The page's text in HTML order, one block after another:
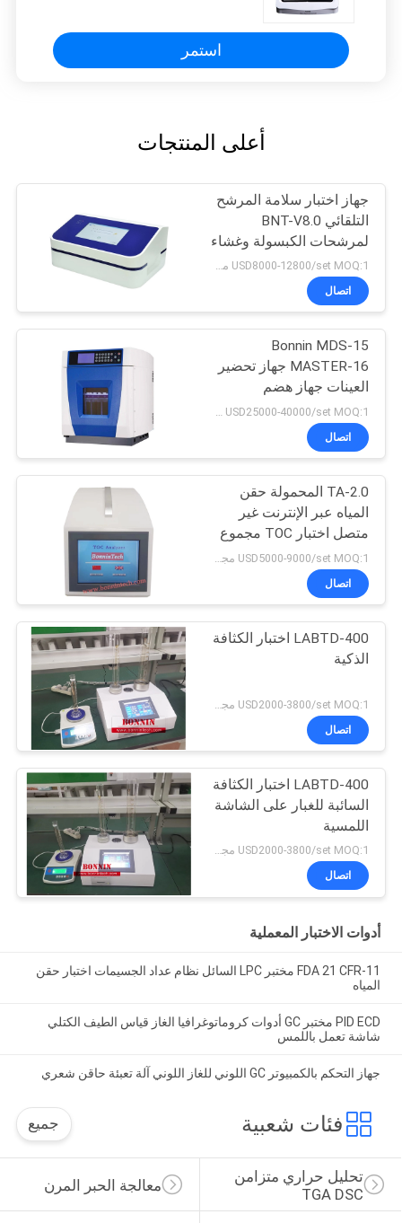
استمر
أعلى المنتجات
جهاز اختبار سلامة المرشح
التلقائي BNT-V8.0
لمرشحات الكبسولة وغشاء
الترشيح الفائق
USD8000-12800/set MOQ:1 مجموعة
اتصال
Bonnin MDS-15
MASTER-16 جهاز تحضير
العينات جهاز هضم
الموجات الدقيقة
USD25000-40000/set MOQ:1 مجموعة
اتصال
TA-2.0 المحمولة حقن
المياه عبر الإنترنت غير
متصل اختبار TOC مجموع
الكربون العضوي محلل
اتصال
LABTD-400 اختبار الكثافة
الذكية
اتصال
LABTD-400 اختبار الكثافة
السائبة للغبار على الشاشة
اللمسية
USD2000-3800/set MOQ:1 مجموعة
اتصال
أدوات الاختبار المعملية
FDA 21 CFR-11 مختبر LPC السائل نظام عداد الجسيمات اختبار حقن
المياه
PID ECD مختبر GC أدوات كروماتوغرافيا الغاز قياس الطيف الكتلي
شاشة تعمل باللمس
جهاز التحكم بالكمبيوتر GC اللوني للغاز اللوني آلة تعبئة حاقن شعري
فئات شعبية جميع
معالجة الحبر المرن
تحليل حراري متزامن
TGA DSC